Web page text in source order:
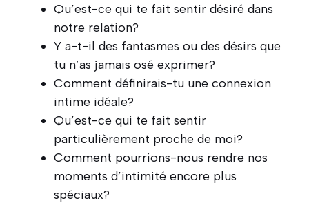
Qu’est-ce qui te fait sentir désiré dans
notre relation?
Y a-t-il des fantasmes ou des désirs que
tu n’as jamais osé exprimer?
Comment définirais-tu une connexion
intime idéale?
Qu’est-ce qui te fait sentir
particulièrement proche de moi?
Comment pourrions-nous rendre nos
moments d’intimité encore plus
spéciaux?